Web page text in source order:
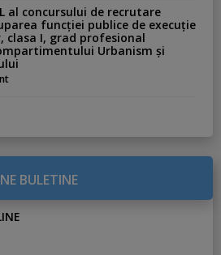
al concursului de recrutare
funcției publice de execuție
clasa I, grad profesional
Urbanism și
BULETINE